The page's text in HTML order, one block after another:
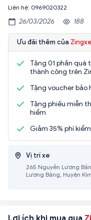
26/03/2026 188
Ưu đãi thêm của Zingxe
Tặng 01 phần quà
thành công trên
Tặng voucher bảo
Tặng phiếu miễn
hiểm
Giảm 35% phí
Vị trí xe
265 Nguyễn Lương
Lương Bằng, Huyện